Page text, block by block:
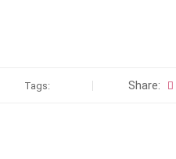
Tags: Share: